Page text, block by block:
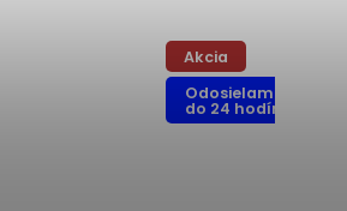
Akcia
Odosielame
do 24 hodín